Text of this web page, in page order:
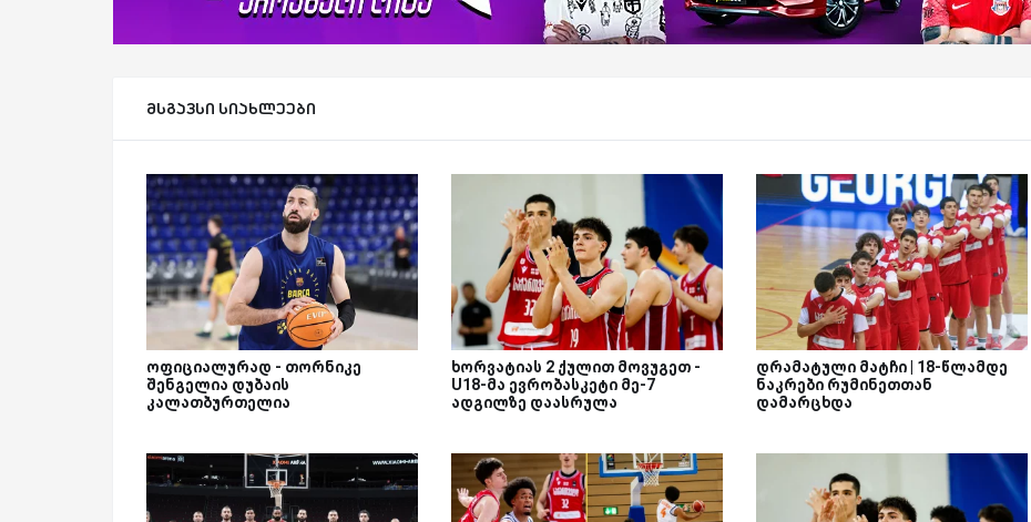
მსგავსი სიახლეები
ოფიციალურად - თორნიკე
შენგელია დუბაის
კალათბურთელია
ხორვატიას 2 ქულით მოვუგეთ -
U18-მა ევრობასკეტი მე-7
ადგილზე დაასრულა
დრამატული მატჩი | 18-წლამდე
ნაკრები რუმინეთთან
დამარცხდა